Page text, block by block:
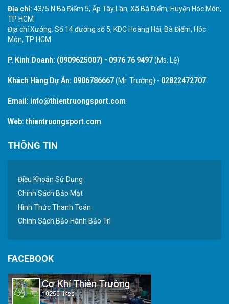
Địa chỉ: 43/5 N Bà Điểm 5, Ấp Tây Lân, Xã Bà Điểm, Huyện Hóc Môn,
TP HCM
Địa chỉ Xưởng: Số 14 đường số 5, KDC Hoàng Hải, Bà Điểm, Hóc
Môn, TP HCM
P. Kinh Doanh: (0909625007) - 0976 76 9497(Ms. Lệ)
Khách Hàng Dự Án: 0906786667(Mr. Trường) - 02822472707
Email: info@thientruongsport.com
Web: thientruongsport.com
THÔNG TIN
Điều Khoản Sử Dụng
Chính Sách Bảo Mật
Hình Thức Thanh Toán
Chính Sách Bảo Hành Bảo Trì
FACEBOOK